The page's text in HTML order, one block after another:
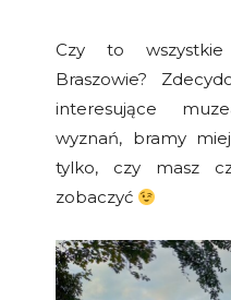
Czy to
Braszowie?
interesujące
wyznań, bramy
tylko, czy masz
zobaczyć